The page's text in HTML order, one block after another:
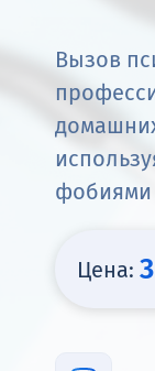
Вызов
фобиями
Цена: